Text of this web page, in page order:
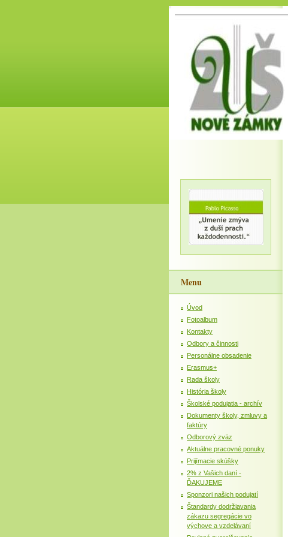
Menu
Úvod
Fotoalbum
Kontakty
Odbory a činnosti
Personálne obsadenie
Erasmus+
Rada školy
História školy
Školské podujatia - archív
Dokumenty školy, zmluvy a
faktúry
Odborový zväz
Aktuálne pracovné ponuky
Prijímacie skúšky
2% z Vašich daní -
ĎAKUJEME
Sponzori našich podujatí
Štandardy dodržiavania
zákazu segregácie vo
výchove a vzdelávaní